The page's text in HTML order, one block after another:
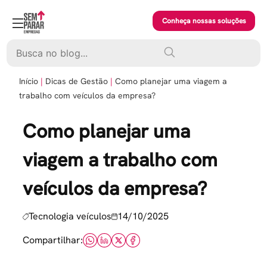
content
Conheça nossas soluções
Início Dicas de Gestão
Como planejar uma viagem a
trabalho com veículos da empresa?
Como planejar uma
viagem a trabalho com
veículos da empresa?
Tecnologia veículos 14/10/2025
Compartilhar: